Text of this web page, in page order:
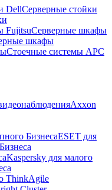
DellСерверные стойки
FujitsuСерверные шкафы
шкафы
Стоечные системы APC
Axxon
БизнесаESET для
Kaspersky для малого
ThinkAgile